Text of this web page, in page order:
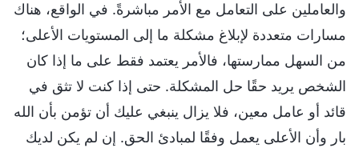
والعاملين على التعامل مع الأمر مباشرةً. في الواقع، هناك
مسارات متعددة لإبلاغ مشكلة ما إلى المستويات الأعلى؛
من السهل ممارستها، فالأمر يعتمد فقط على ما إذا كان
الشخص يريد حقًا حل المشكلة. حتى إذا كنت لا تثق في
قائد أو عامل معين، فلا يزال ينبغي عليك أن تؤمن بأن الله
بار وأن الأعلى يعمل وفقًا لمبادئ الحق. إن لم يكن لديك